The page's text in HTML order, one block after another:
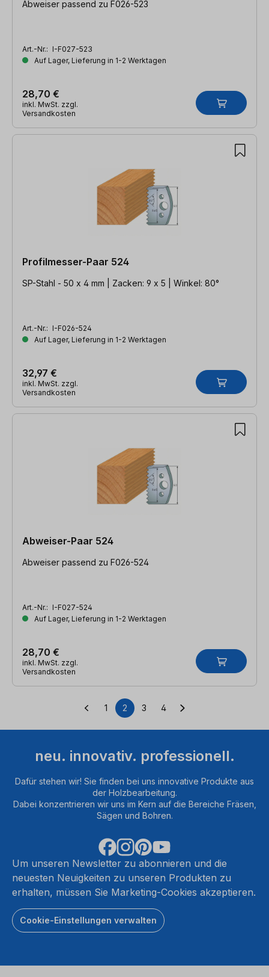
Abweiser passend zu F026-523
Art.-Nr.: I-F027-523
Auf Lager, Lieferung in 1-2 Werktagen
28,70 €
inkl. MwSt. zzgl.
Versandkosten
Profilmesser-Paar 524
SP-Stahl - 50 x 4 mm | Zacken: 9 x 5 | Winkel: 80°
Art.-Nr.: I-F026-524
Auf Lager, Lieferung in 1-2 Werktagen
32,97 €
inkl. MwSt. zzgl.
Versandkosten
Abweiser-Paar 524
Abweiser passend zu F026-524
Art.-Nr.: I-F027-524
Auf Lager, Lieferung in 1-2 Werktagen
28,70 €
inkl. MwSt. zzgl.
Versandkosten
Seite
1 Seite
2 Seite
3 Seite
4
neu. innovativ. professionell.
Dafür stehen wir! Sie finden bei uns innovative Produkte aus
der Holzbearbeitung.
Dabei konzentrieren wir uns im Kern auf die Bereiche Fräsen,
Sägen und Bohren.
Um unseren Newsletter zu abonnieren und die
neuesten Neuigkeiten zu unseren Produkten zu
erhalten, müssen Sie Marketing-Cookies akzeptieren.
Cookie-Einstellungen verwalten